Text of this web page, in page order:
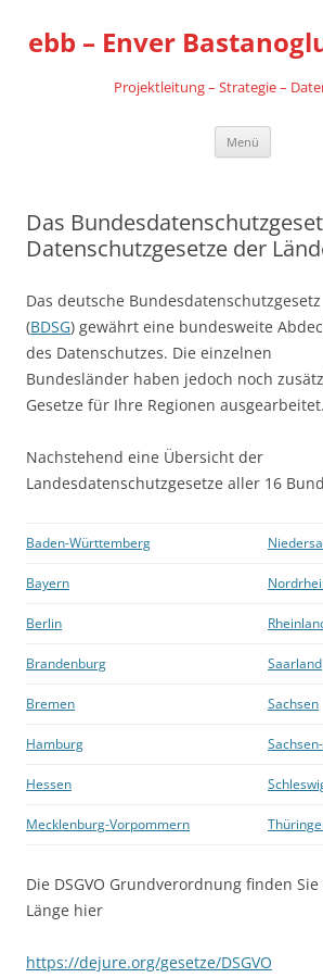
springen
ebb – Enver
Projektleitung – Strategie –
Menü
Das
Datenschutzgesetze der
Das deutsche Bundesdatenschutzgesetz
(BDSG) gewährt eine bundesweite
des Datenschutzes. Die einzelnen
Bundesländer haben jedoch noch
Gesetze für Ihre Regionen ausgearbeitet.
Nachstehend eine Übersicht der
Landesdatenschutzgesetze aller 16
Baden-Württemberg
Bayern
Berlin
Brandenburg Saarland
Bremen Sachsen
Hamburg
Hessen
Mecklenburg-Vorpommern
Die DSGVO Grundverordnung finden
Länge hier
https://dejure.org/gesetze/DSGVO